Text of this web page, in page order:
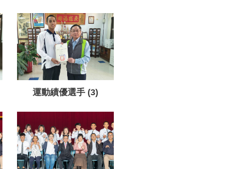
運動績優選手 (3)